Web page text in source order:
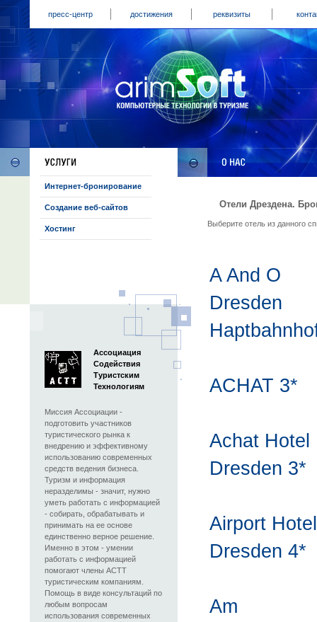
пресс-центр достижения реквизиты
Интернет-бронирование
Создание веб-сайтов
Хостинг
Ассоциация
Содействия
Туристским
Технологиям
Миссия Ассоциации -
подготовить участников
туристического рынка к
внедрению и эффективному
использованию современных
средств ведения бизнеса.
Туризм и информация
неразделимы - значит, нужно
уметь работать с информацией
- собирать, обрабатывать и
принимать на ее основе
единственно верное решение.
Именно в этом - умении
работать с информацией
помогают члены АСТТ
туристическим компаниям.
Помощь в виде консультаций по
любым вопросам
использования современных
Отели Дрездена.
Выберите отель из данного
A And O
Dresden
ACHAT 3*
Achat Hotel
Dresden 3*
Airport Hotel
Dresden 4*
Am